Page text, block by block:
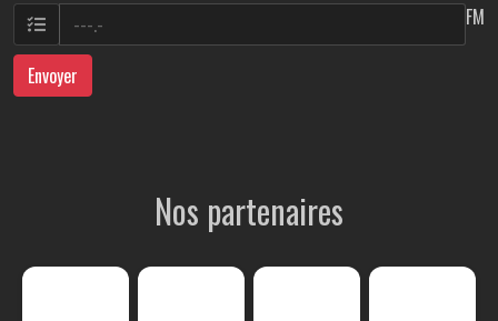
FM
Envoyer
Nos partenaires